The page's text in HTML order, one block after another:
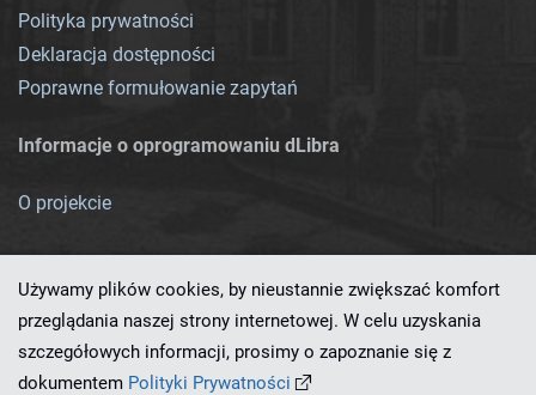
Polityka prywatności
Deklaracja dostępności
Poprawne formułowanie zapytań
Informacje o oprogramowaniu dLibra
O projekcie
Ten serwis działa dzięki oprogramowaniu
Używamy plików cookies, by nieustannie zwiększać komfort
przeglądania naszej strony internetowej. W celu uzyskania
szczegółowych informacji, prosimy o zapoznanie się z
dokumentem Polityki Prywatności